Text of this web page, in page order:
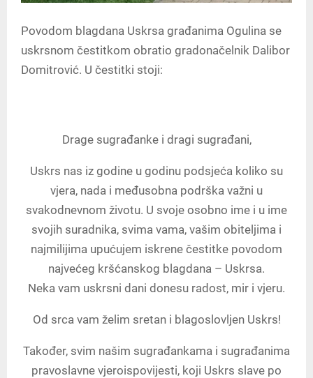
Povodom blagdana Uskrsa građanima Ogulina se
uskrsnom čestitkom obratio gradonačelnik Dalibor
Domitrović. U čestitki stoji:
Drage sugrađanke i dragi sugrađani,
Uskrs nas iz godine u godinu podsjeća koliko su
vjera, nada i međusobna podrška važni u
svakodnevnom životu. U svoje osobno ime i u ime
svojih suradnika, svima vama, vašim obiteljima i
najmilijima upućujem iskrene čestitke povodom
najvećeg kršćanskog blagdana – Uskrsa.
Neka vam uskrsni dani donesu radost, mir i vjeru.
Od srca vam želim sretan i blagoslovljen Uskrs!
Također, svim našim sugrađankama i sugrađanima
pravoslavne vjeroispovijesti, koji Uskrs slave po